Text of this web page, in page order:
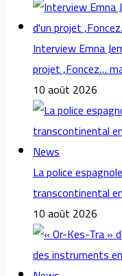
Interview Emna
projet ,Foncez…
10 août 2026
La police
transcontinental
10 août 2026